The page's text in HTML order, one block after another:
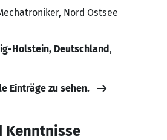
Nord Ostsee
Holstein, Deutschland,
Einträge zu sehen.
Kenntnisse